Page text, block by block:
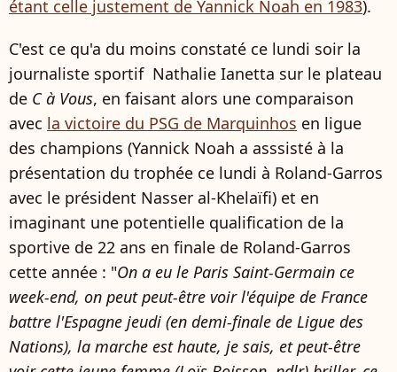
étant celle justement de Yannick Noah en 1983).
C'est ce qu'a du moins constaté ce lundi soir la
journaliste sportif Nathalie Ianetta sur le plateau
de C à Vous, en faisant alors une comparaison
avec la victoire du PSG de Marquinhos en ligue
des champions (Yannick Noah a asssisté à la
présentation du trophée ce lundi à Roland-Garros
avec le président Nasser al-Khelaïfi) et en
imaginant une potentielle qualification de la
sportive de 22 ans en finale de Roland-Garros
cette année : "On a eu le Paris Saint-Germain ce
week-end, on peut peut-être voir l'équipe de France
battre l'Espagne jeudi (en demi-finale de Ligue des
Nations), la marche est haute, je sais, et peut-être